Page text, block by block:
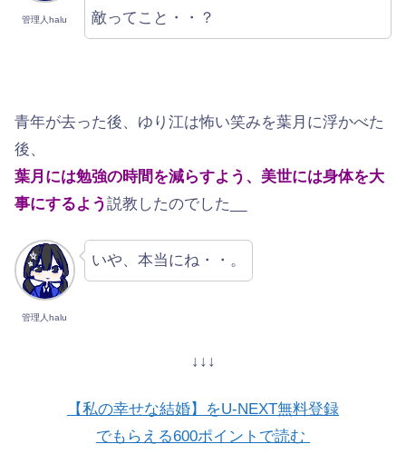
管理人halu
敵ってこと・・？
青年が去った後、ゆり江は怖い笑みを葉月に浮かべた
後、
葉月には勉強の時間を減らすよう、美世には身体を大
事にするよう説教したのでした__
管理人halu
いや、本当にね・・。
↓↓↓
【私の幸せな結婚】をU-NEXT無料登録
でもらえる600ポイントで読む